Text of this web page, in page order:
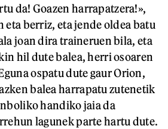
da! Goazen harrapatzera!»,
berriz, eta jende oldea batu
joan dira traineruen bila, eta
hil dute balea, herri osoaren
ospatu dute gaur Orion,
balea harrapatu zutenetik
handiko jaia da
lagunek parte hartu dute.